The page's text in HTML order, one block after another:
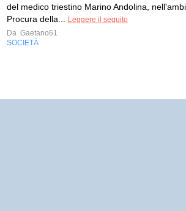
del medico triestino Marino Andolina,
Procura della...
Leggere il seguito
Da Gaetano61
SOCIETÀ